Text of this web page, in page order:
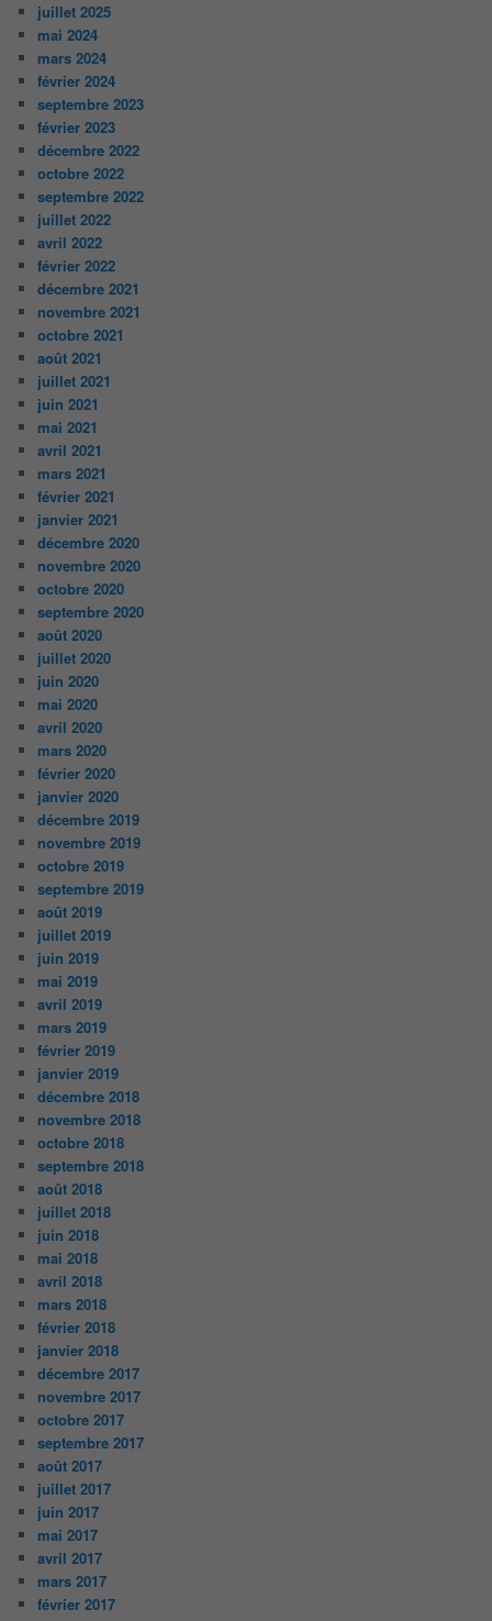
juillet 2025
mai 2024
mars 2024
février 2024
septembre 2023
février 2023
décembre 2022
octobre 2022
septembre 2022
juillet 2022
avril 2022
février 2022
décembre 2021
novembre 2021
octobre 2021
août 2021
juillet 2021
juin 2021
mai 2021
avril 2021
mars 2021
février 2021
janvier 2021
décembre 2020
novembre 2020
octobre 2020
septembre 2020
août 2020
juillet 2020
juin 2020
mai 2020
avril 2020
mars 2020
février 2020
janvier 2020
décembre 2019
novembre 2019
octobre 2019
septembre 2019
août 2019
juillet 2019
juin 2019
mai 2019
avril 2019
mars 2019
février 2019
janvier 2019
décembre 2018
novembre 2018
octobre 2018
septembre 2018
août 2018
juillet 2018
juin 2018
mai 2018
avril 2018
mars 2018
février 2018
janvier 2018
décembre 2017
novembre 2017
octobre 2017
septembre 2017
août 2017
juillet 2017
juin 2017
mai 2017
avril 2017
mars 2017
février 2017